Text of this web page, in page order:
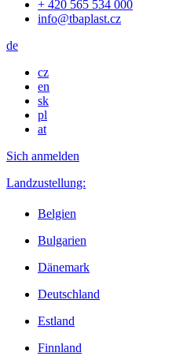
+ 420 565 534 000
info@tbaplast.cz
de
cz
en
sk
pl
at
Sich anmelden
Landzustellung:
Belgien
Bulgarien
Dänemark
Deutschland
Estland
Finnland